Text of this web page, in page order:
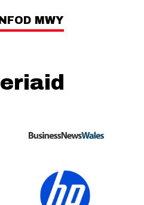
MWY